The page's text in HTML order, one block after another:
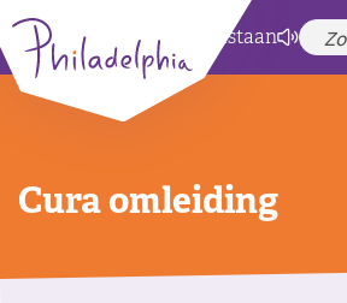
Zet hoog contrastaan
Cura omleiding